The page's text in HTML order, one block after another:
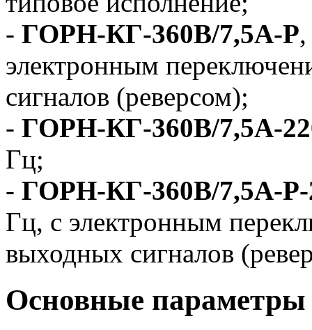
- ГОРН-КГ-360В/7,5А-Р
электронным
сигналов (реверсом);
- ГОРН-КГ-360В/7,5А-
Гц;
- ГОРН-КГ-360В/7,5А-Р-
Гц, с электронным
выходных сигналов
Основные параметры